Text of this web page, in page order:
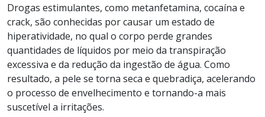
Drogas estimulantes, como metanfetamina, cocaína e
crack, são conhecidas por causar um estado de
hiperatividade, no qual o corpo perde grandes
quantidades de líquidos por meio da transpiração
excessiva e da redução da ingestão de água. Como
resultado, a pele se torna seca e quebradiça, acelerando
o processo de envelhecimento e tornando-a mais
suscetível a irritações.